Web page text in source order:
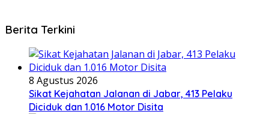
Berita Terkini
8 Agustus 2026
Sikat Kejahatan Jalanan di Jabar, 413 Pelaku
Diciduk dan 1.016 Motor Disita